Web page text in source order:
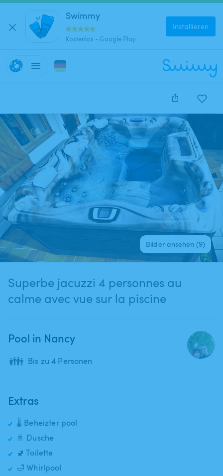
Swimmy
Kostenlos - Google Play
Installieren
Bilder ansehen (9)
Superbe jacuzzi 4 personnes au
calme avec vue sur la piscine
Pool in Nancy
👪 Bis zu 4 Personen
Extras
🌡️ Beheizter pool
🚿 Dusche
🚽 Toilette
🛁 Whirlpool